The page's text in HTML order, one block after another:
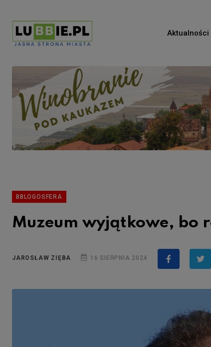
Aktualności
BBLOGOSFERA
Muzeum wyjątkowe, bo
JAROSŁAW ZIĘBA 16 SIERPNIA 2024